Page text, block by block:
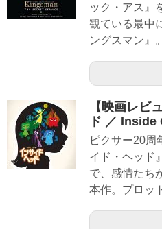
ック・アス』
観ている最中
ングスマン』
【映画レビ
ド ／ Inside
ピクサー20周
イド・ヘッド
で、感情たち
本作。プロッ